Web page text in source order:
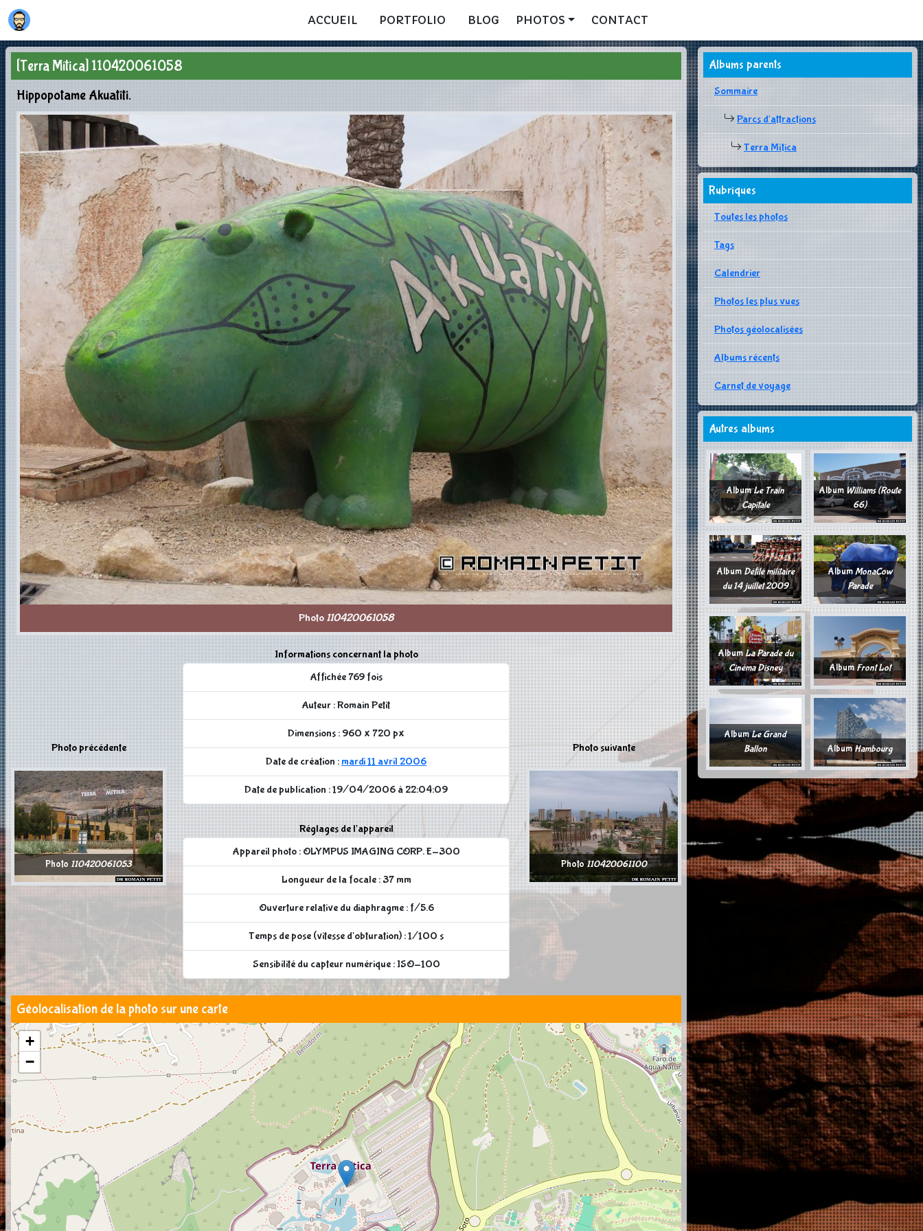
ACCUEIL PORTFOLIO BLOG PHOTOS CONTACT
[Terra Mítica] 110420061058
Hippopotame Akuatiti.
Photo 110420061058
Photo précédente
Photo 110420061053
Informations concernant la photo
Affichée 769 fois
Auteur : Romain Petit
Dimensions : 960 x 720 px
Date de création : mardi 11 avril 2006
Date de publication : 19/04/2006 à 22:04:09
Réglages de l'appareil
Appareil photo : OLYMPUS IMAGING CORP. E-300
Longueur de la focale : 37 mm
Ouverture relative du diaphragme : f/5.6
Temps de pose (vitesse d'obturation) : 1/100 s
Sensibilité du capteur numérique : ISO-100
Photo suivante
Photo110420061100
Géolocalisation de la photo sur une carte
+
−
Albums parents
Sommaire
Parcs d'attractions
Terra Mítica
Rubriques
Toutes les photos
Tags
Calendrier
Photos les plus vues
Photos géolocalisées
Albums récents
Carnet de voyage
Autres albums
AlbumLe Train
Capitale
Album Williams (Route
66)
Album Défilé militaire
du 14 juillet 2009
AlbumMonaCow
Parade
AlbumLa Parade du
Cinéma Disney
AlbumFront Lot
AlbumLe Grand
Ballon
AlbumHambourg